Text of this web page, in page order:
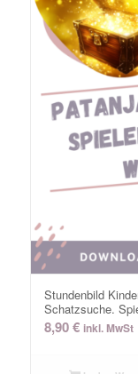
Stundenbild
Schatzsuche.
8,90€ inkl. MwSt